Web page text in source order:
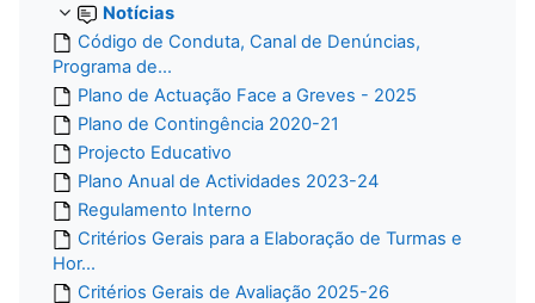
Notícias
Código de Conduta, Canal de Denúncias,
Programa de...
Plano de Actuação Face a Greves - 2025
Plano de Contingência 2020-21
Projecto Educativo
Plano Anual de Actividades 2023-24
Regulamento Interno
Critérios Gerais para a Elaboração de Turmas e
Hor...
Critérios Gerais de Avaliação 2025-26